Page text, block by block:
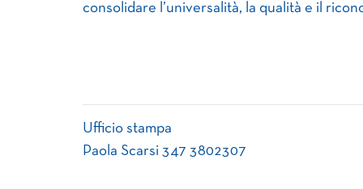
consolidare l’universalità, la qualità e il
Ufficio stampa
Paola Scarsi 347 3802307